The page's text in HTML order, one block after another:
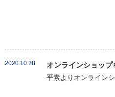
2020.10.28 オンラインショッ
平素よりオンライン